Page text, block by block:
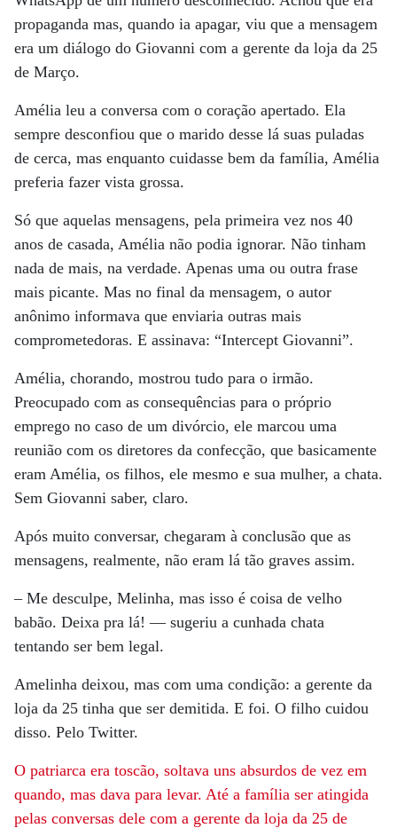
propaganda mas, quando ia apagar, viu que a mensagem
era um diálogo do Giovanni com a gerente da loja da 25
de Março.
Amélia leu a conversa com o coração apertado. Ela
sempre desconfiou que o marido desse lá suas puladas
de cerca, mas enquanto cuidasse bem da família, Amélia
preferia fazer vista grossa.
Só que aquelas mensagens, pela primeira vez nos 40
anos de casada, Amélia não podia ignorar. Não tinham
nada de mais, na verdade. Apenas uma ou outra frase
mais picante. Mas no final da mensagem, o autor
anônimo informava que enviaria outras mais
comprometedoras. E assinava: “Intercept Giovanni”.
Amélia, chorando, mostrou tudo para o irmão.
Preocupado com as consequências para o próprio
emprego no caso de um divórcio, ele marcou uma
reunião com os diretores da confecção, que basicamente
eram Amélia, os filhos, ele mesmo e sua mulher, a chata.
Sem Giovanni saber, claro.
Após muito conversar, chegaram à conclusão que as
mensagens, realmente, não eram lá tão graves assim.
– Me desculpe, Melinha, mas isso é coisa de velho
babão. Deixa pra lá! — sugeriu a cunhada chata
tentando ser bem legal.
Amelinha deixou, mas com uma condição: a gerente da
loja da 25 tinha que ser demitida. E foi. O filho cuidou
disso. Pelo Twitter.
O patriarca era toscão, soltava uns absurdos de vez em
quando, mas dava para levar. Até a família ser atingida
pelas conversas dele com a gerente da loja da 25 de